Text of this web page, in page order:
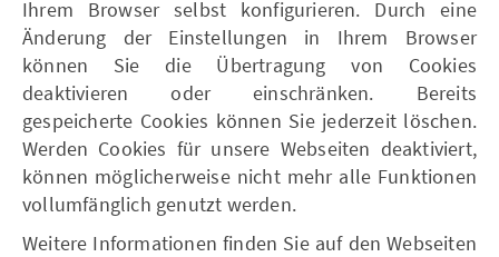
Ihrem Browser selbst konfigurieren. Durch eine
Änderung der Einstellungen in Ihrem Browser
können Sie die Übertragung von Cookies
deaktivieren oder einschränken. Bereits
gespeicherte Cookies können Sie jederzeit löschen.
Werden Cookies für unsere Webseiten deaktiviert,
können möglicherweise nicht mehr alle Funktionen
vollumfänglich genutzt werden.
Weitere Informationen finden Sie auf den Webseiten